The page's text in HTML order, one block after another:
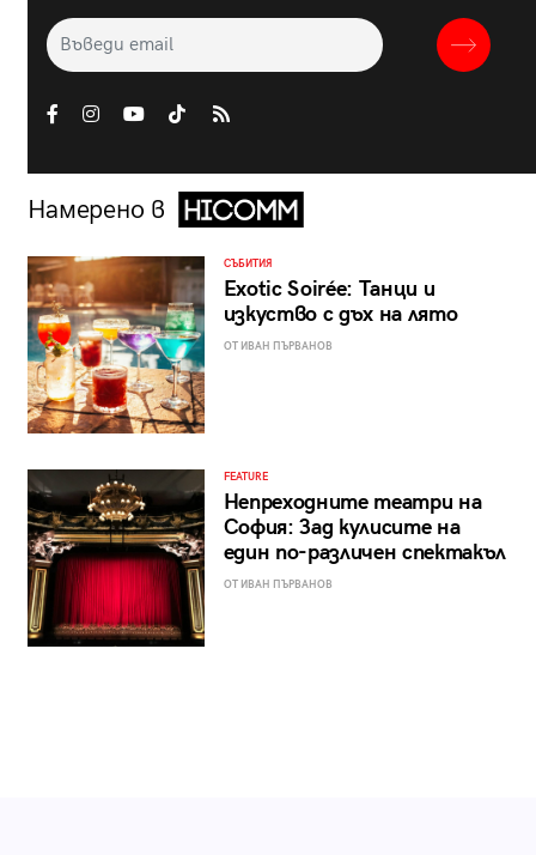
Намерено в
СЪБИТИЯ
Exotic Soirée: Танци и
изкуство с дъх на лято
ОТ ИВАН ПЪРВАНОВ
FEATURE
Непреходните театри на
София: Зад кулисите на
един по-различен спектакъл
ОТ ИВАН ПЪРВАНОВ